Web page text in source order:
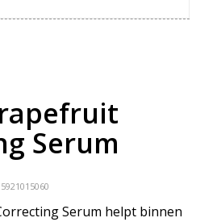
Serum
Serum helpt binnen